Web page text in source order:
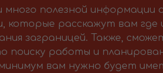
полезной информации
которые расскажут вам
заграницей. Также,
поиску работы и
вам нужно будет